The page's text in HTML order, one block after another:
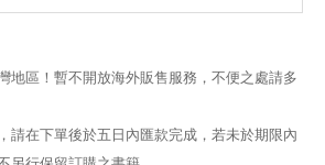
技基礎知識
次學習到位！
地區！暫不開放海外販售服務，不便之處請多
請在下單後於五日內匯款完成，若未於期限內